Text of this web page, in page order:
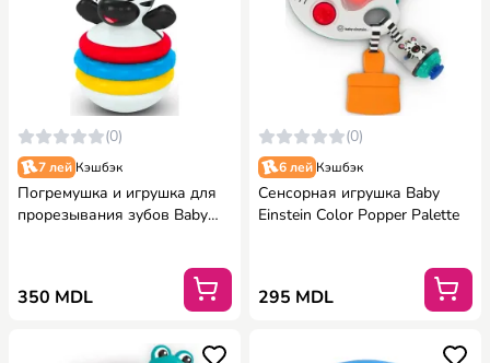
(0)
7 лей Кэшбэк
Погремушка и игрушка для
прорезывания зубов Baby
350 MDL
(0)
6 лей Кэшбэк
Сенсорная игрушка Baby
Einstein Color Popper Palette
295 MDL